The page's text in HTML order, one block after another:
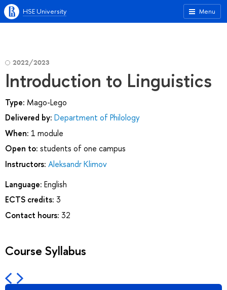
Menu
HSE University
2022/2023
Introduction to Linguistics
Type: Mago-Lego
Delivered by: Department of Philology
When: 1 module
Open to: students of one campus
Instructors: Aleksandr Klimov
Language: English
ECTS credits: 3
Contact hours: 32
Course Syllabus